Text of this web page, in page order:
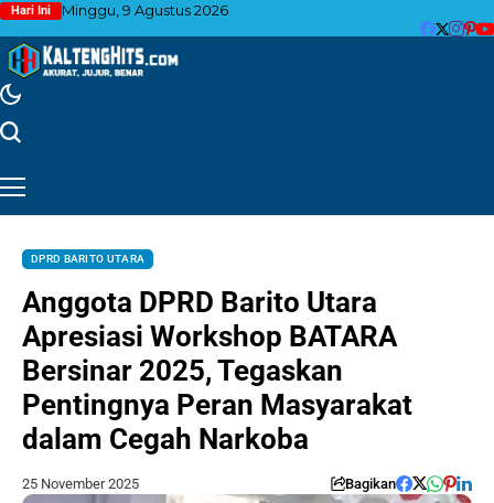
Hari Ini Minggu, 9 Agustus 2026
DPRD BARITO UTARA
Anggota DPRD Barito Utara
Apresiasi Workshop BATARA
Bersinar 2025, Tegaskan
Pentingnya Peran Masyarakat
dalam Cegah Narkoba
25 November 2025 Bagikan